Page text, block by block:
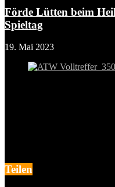
Förde Lütten beim
Spieltag
19. Mai 2023
Teilen